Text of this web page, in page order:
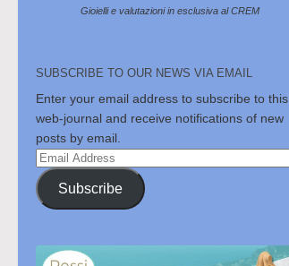
Gioielli e valutazioni in esclusiva al CREM
SUBSCRIBE TO OUR NEWS VIA EMAIL
Enter your email address to subscribe to this
web-journal and receive notifications of new
posts by email.
Email
Address
Subscribe